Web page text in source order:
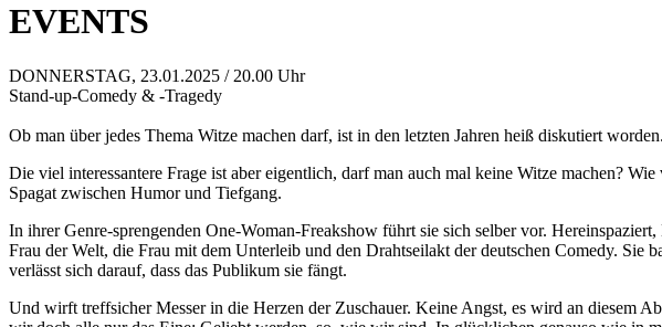
EVENTS
DONNERSTAG, 23.01.2025 / 20.00 Uhr
Stand-up-Comedy & -Tragedy
Ob man über jedes Thema Witze machen darf, ist in den letzten Jahren heiß diskutiert worden.
Die viel interessantere Frage ist aber eigentlich, darf man auch mal keine Witze machen?
Spagat zwischen Humor und Tiefgang.
In ihrer Genre-sprengenden One-Woman-Freakshow führt sie sich selber vor.
Frau der Welt, die Frau mit dem Unterleib und den Drahtseilakt der deutschen Comedy.
verlässt sich darauf, dass das Publikum sie fängt.
Und wirft treffsicher Messer in die Herzen der Zuschauer. Keine Angst, es wird an diesem